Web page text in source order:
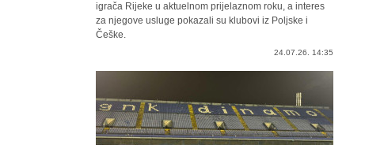
igrača Rijeke u aktuelnom prijelaznom roku, a interes
za njegove usluge pokazali su klubovi iz Poljske i
Češke.
24.07.26. 14:35